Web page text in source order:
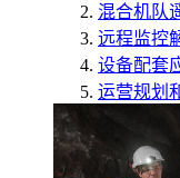
混合机队
远程监控
设备配套
运营规划